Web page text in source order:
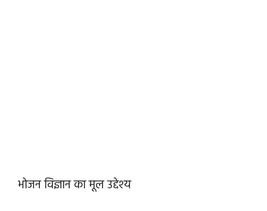
भोजन विज्ञान का मूल उद्देश्य